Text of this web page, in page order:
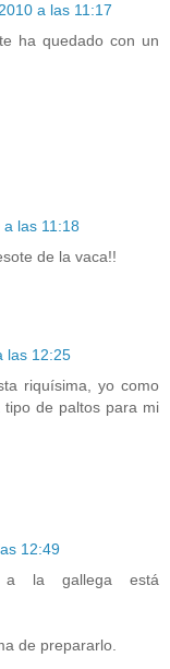
a las 11:17
ha quedado con un
las 11:18
de la vaca!!
las 12:25
riquísima, yo como
de paltos para mi
12:49
a la gallega está
de prepararlo.